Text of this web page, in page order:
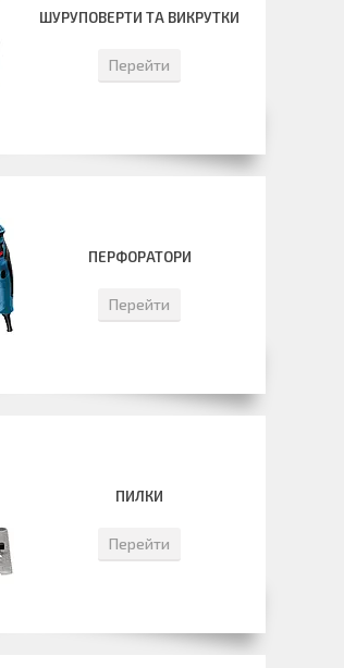
ШУРУПОВЕРТИ ТА ВИКРУТКИ
Перейти
ПЕРФОРАТОРИ
Перейти
ПИЛКИ
Перейти